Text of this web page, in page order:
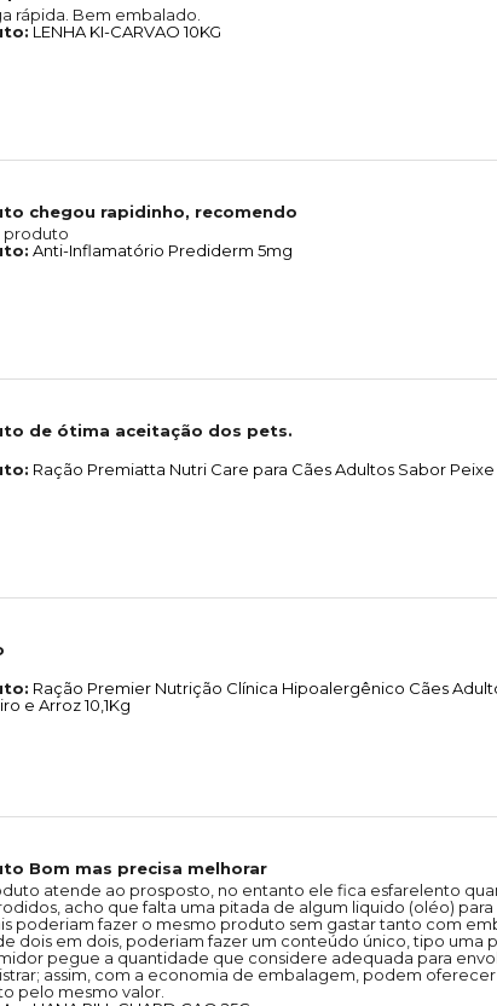
rápida. Bem embalado.
LENHA KI-CARVAO 10KG
chegou rapidinho, recomendo
produto
Anti-Inflamatório Prediderm 5mg
de ótima aceitação dos pets.
Ração Premiatta Nutri Care para Cães Adultos Sabor Peixe
Ração Premier Nutrição Clínica Hipoalergênico Cães
e Arroz 10,1Kg
Bom mas precisa melhorar
atende ao prosposto, no entanto ele fica esfarelento
acho que falta uma pitada de algum liquido (oléo)
poderiam fazer o mesmo produto sem gastar tanto com
dois em dois, poderiam fazer um conteúdo único, tipo uma
pegue a quantidade que considere adequada para
assim, com a economia de embalagem, podem
pelo mesmo valor.